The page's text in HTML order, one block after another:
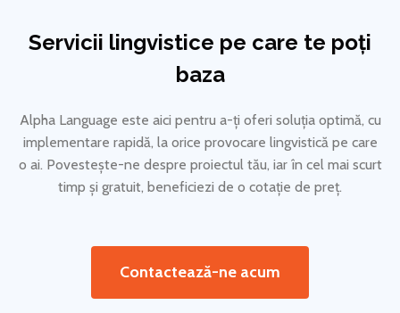
Servicii lingvistice pe care te poți
baza
Alpha Language este aici pentru a-ți oferi soluția optimă, cu
implementare rapidă, la orice provocare lingvistică pe care
o ai. Povestește-ne despre proiectul tău, iar în cel mai scurt
timp și gratuit, beneficiezi de o cotație de preț.
Contactează-ne acum